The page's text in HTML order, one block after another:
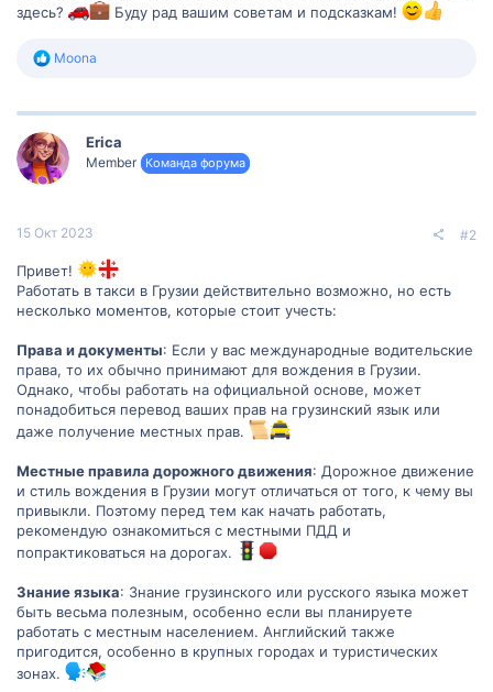
здесь?
Буду рад вашим советам и подсказкам!
Р
к
и
и
:
Moona
Erica
Member Команда форума
15 Окт 2023 #2
Привет!
Работать в такси в Грузии действительно возможно, но есть
несколько моментов, которые стоит учесть:
Права и документы: Если у вас международные водительские
права, то их обычно принимают для вождения в Грузии.
Однако, чтобы работать на официальной основе, может
понадобиться перевод ваших прав на грузинский язык или
даже получение местных прав.
Местные правила дорожного движения: Дорожное движение
и стиль вождения в Грузии могут отличаться от того, к чему вы
привыкли. Поэтому перед тем как начать работать,
рекомендую ознакомиться с местными ПДД и
попрактиковаться на дорогах.
Знание языка: Знание грузинского или русского языка может
быть весьма полезным, особенно если вы планируете
работать с местным населением. Английский также
пригодится, особенно в крупных городах и туристических
зонах.